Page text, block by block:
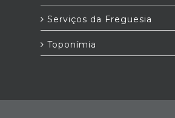
Serviços da Freguesia
Toponímia